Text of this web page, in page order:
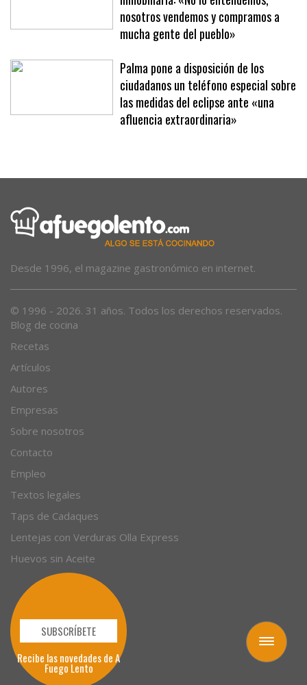
Toggle
navigation
Tolo 'Ximet' tras las pintadas en su
inmobiliaria: «No lo entendemos,
nosotros vendemos y compramos a
mucha gente del pueblo»
Palma pone a disposición de los
ciudadanos un teléfono especial sobre
las medidas del eclipse ante «una
Blog de cocina
Recetas
Artículos
Autores
Empresas
Sobre nosotros
Contacto
Empleo
Textos legales
Taps de Cadaques
Lentejas con Verduras Olla Express
Huevos sin Aceite
SUBSCRÍBETE